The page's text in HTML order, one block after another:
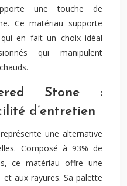
une touche de
Ce matériau supporte
en fait un choix idéal
qui manipulent
Stone :
d’entretien
une alternative
Composé à 93% de
ce matériau offre une
aux rayures. Sa palette